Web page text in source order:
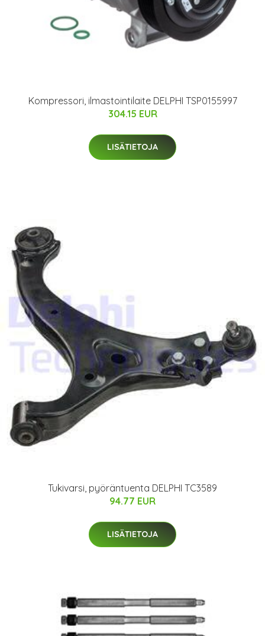
Kompressori, ilmastointilaite DELPHI TSP0155997
304.15 EUR
LISÄTIETOJA
Tukivarsi, pyöräntuenta DELPHI TC3589
94.77 EUR
LISÄTIETOJA